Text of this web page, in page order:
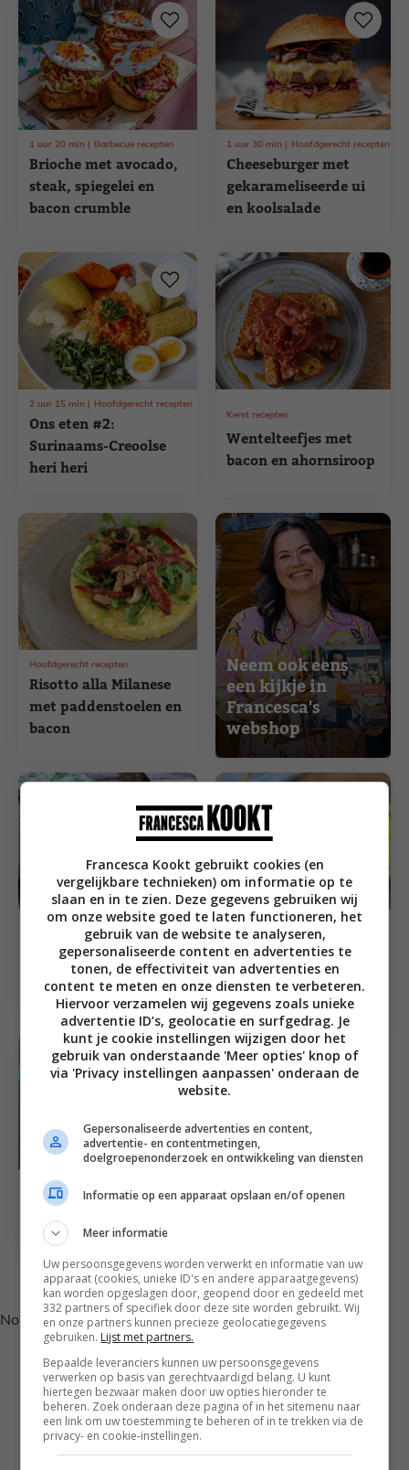
Brioche met avocado,
steak, spiegelei en
bacon crumble
1 uur 20 min Barbecue recepten
Cheeseburger met
gekarameliseerde ui
en koolsalade
1 uur 30 min Hoofdgerecht recepten
Ons eten #2:
Surinaams-Creoolse
heri heri
2 uur 15 min Hoofdgerecht recepten
Wentelteefjes met
bacon en ahornsiroop
Kerst recepten
Risotto alla Milanese
met paddenstoelen en
bacon
Hoofdgerecht recepten
Neem ook eens
een kijkje in
Francesca's
webshop
Strata: hartige
broodpudding met
brie en bacon
Brunch recepten
Bruine bonen met ras
el hanout en spelt
Hoofdgerecht recepten
Geroosterde spruitjes
met ui en bacon
Bijgerecht recepten
Volg je mij al op Instagram?
No posts found.
Francesca Kookt gebruikt cookies (en
vergelijkbare technieken) om informatie op te
slaan en in te zien. Deze gegevens gebruiken wij
om onze website goed te laten functioneren, het
gebruik van de website te analyseren,
gepersonaliseerde content en advertenties te
tonen, de effectiviteit van advertenties en
content te meten en onze diensten te verbeteren.
Hiervoor verzamelen wij gegevens zoals unieke
advertentie ID’s, geolocatie en surfgedrag. Je
kunt je cookie instellingen wijzigen door het
gebruik van onderstaande 'Meer opties' knop of
via 'Privacy instellingen aanpassen' onderaan de
website.
Gepersonaliseerde advertenties en content,
advertentie- en contentmetingen,
doelgroepenonderzoek en ontwikkeling van diensten
Informatie op een apparaat opslaan en/of openen
Meer informatie
Uw persoonsgegevens worden verwerkt en informatie van uw
apparaat (cookies, unieke ID's en andere apparaatgegevens)
kan worden opgeslagen door, geopend door en gedeeld met
332 partners of specifiek door deze site worden gebruikt. Wij
en onze partners kunnen precieze geolocatiegegevens
gebruiken. Lijst met partners.
Bepaalde leveranciers kunnen uw persoonsgegevens
verwerken op basis van gerechtvaardigd belang. U kunt
hiertegen bezwaar maken door uw opties hieronder te
beheren. Zoek onderaan deze pagina of in het sitemenu naar
een link om uw toestemming te beheren of in te trekken via de
privacy- en cookie-instellingen.